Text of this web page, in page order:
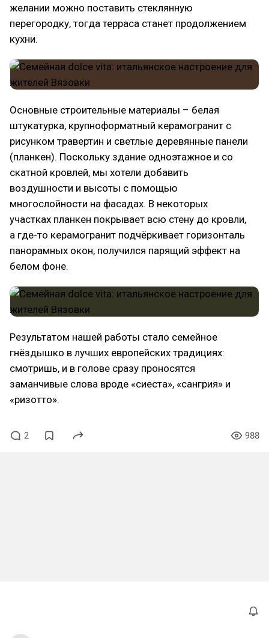
желании можно поставить стеклянную
перегородку, тогда терраса станет продолжением
кухни.
Основные строительные материалы – белая
штукатурка, крупноформатный керамогранит с
рисунком травертин и светлые деревянные панели
(планкен). Поскольку здание одноэтажное и со
скатной кровлей, мы хотели добавить
воздушности и высоты с помощью
многослойности на фасадах. В некоторых
участках планкен покрывает всю стену до кровли,
а где-то керамогранит подчёркивает горизонталь
панорамных окон, получился парящий эффект на
белом фоне.
Результатом нашей работы стало семейное
гнёздышко в лучших европейских традициях:
смотришь, и в голове сразу проносятся
заманчивые слова вроде «сиеста», «сангрия» и
«ризотто».
2 988